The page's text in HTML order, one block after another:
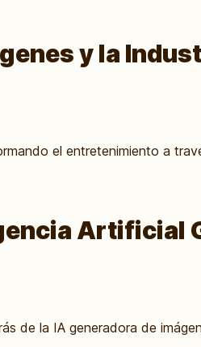
y la
el entretenimiento a
Artificial
de la IA generadora de